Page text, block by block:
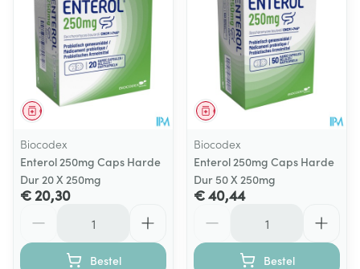
Geneesmiddel
Biocodex
Enterol 250mg Caps Harde
Dur 20 X 250mg
€ 20,30
Bestel
Geneesmiddel
Biocodex
Enterol 250mg Caps Harde
Dur 50 X 250mg
€ 40,44
Bestel